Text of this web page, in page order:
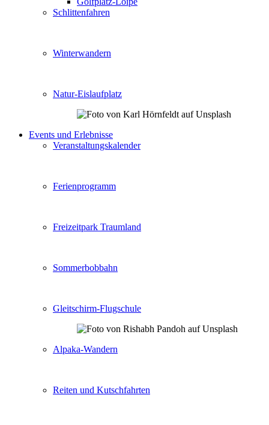
Schlittenfahren
Winterwandern
Natur-Eislaufplatz
Events und Erlebnisse
Veranstaltungskalender
Ferienprogramm
Freizeitpark Traumland
Sommerbobbahn
Gleitschirm-Flugschule
Alpaka-Wandern
Reiten und Kutschfahrten